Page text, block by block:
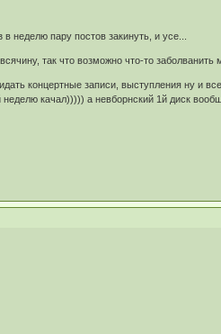
неделю пару постов закинуть, и усе...
так что возможно что-то заболванить
концертные записи, выступления ну и
качал))))) а невборнский 1й диск